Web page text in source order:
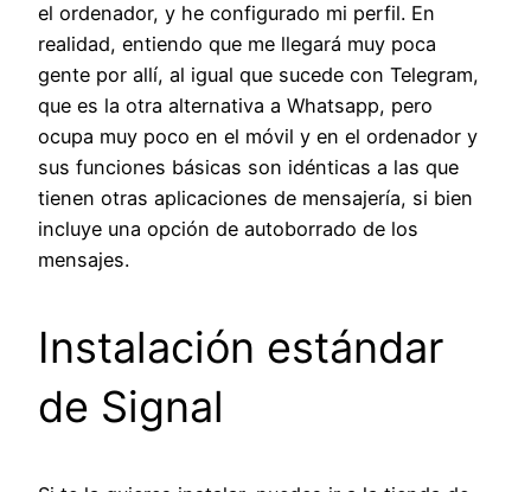
el ordenador, y he configurado mi perfil. En
realidad, entiendo que me llegará muy poca
gente por allí, al igual que sucede con Telegram,
que es la otra alternativa a Whatsapp, pero
ocupa muy poco en el móvil y en el ordenador y
sus funciones básicas son idénticas a las que
tienen otras aplicaciones de mensajería, si bien
incluye una opción de autoborrado de los
mensajes.
Instalación estándar
de Signal